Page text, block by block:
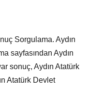
Sorgulama. Aydın
sayfasından Aydın
sonuç, Aydın Atatürk
Atatürk Devlet